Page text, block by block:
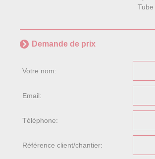
Demande de prix
Votre nom:
Email:
Téléphone:
Référence client/chantier: